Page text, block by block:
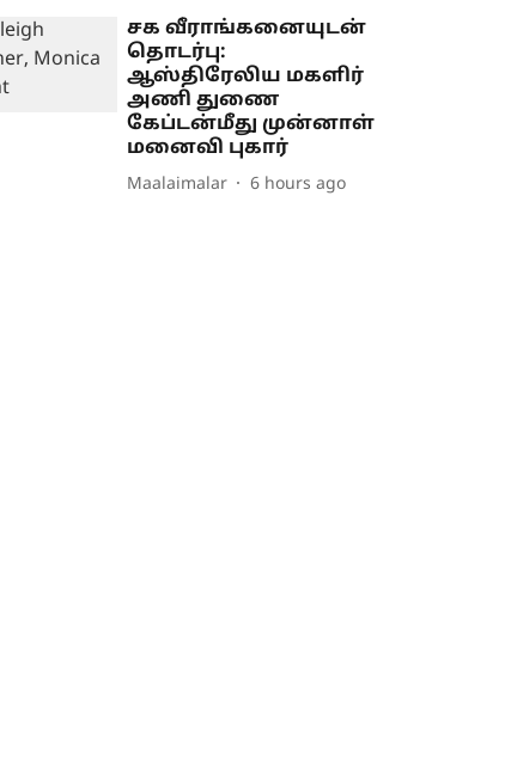
சக வீராங்கனையுடன்
தொடர்பு:
ஆஸ்திரேலிய மகளிர்
அணி துணை
கேப்டன்மீது முன்னாள்
மனைவி புகார்
Maalaimalar 6 hours ago